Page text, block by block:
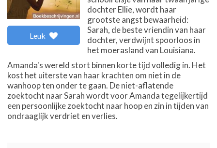
Leuk
dochter Ellie, wordt haar
grootste angst bewaarheid:
Sarah, de beste vriendin van haar
dochter, verdwijnt spoorloos in
het moerasland van Louisiana.
Amanda's wereld stort binnen korte tijd volledig in. Het
kost het uiterste van haar krachten om niet in de
wanhoop ten onder te gaan. De niet-aflatende
zoektocht naar Sarah wordt voor Amanda tegelijkertijd
een persoonlijke zoektocht naar hoop en zin in tijden van
ondraaglijk verdriet en verlies.